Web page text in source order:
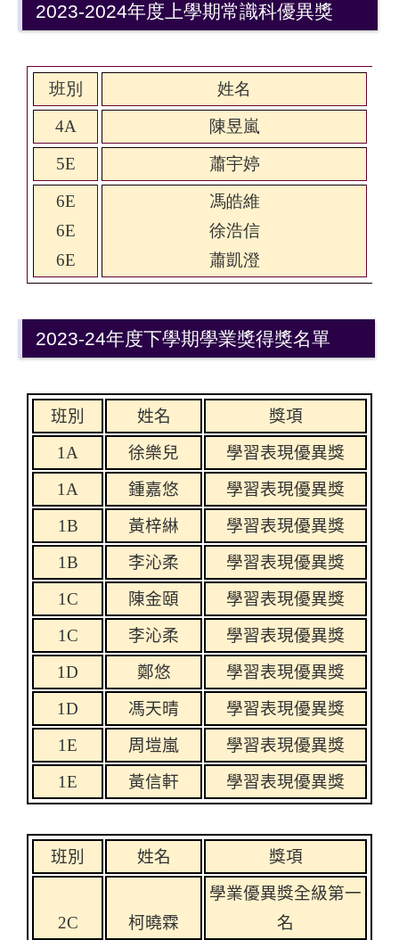
2023-2024年度上學期常識科優異獎
班別
姓名
4A
陳昱嵐
5E
蕭宇婷
6E
6E
6E
馮皓維
徐浩信
蕭凱澄
2023-24年度下學期學業獎得獎名單
班別 姓名
獎項
1A
徐樂兒
學習表現優異獎
1A
鍾嘉悠
學習表現優異獎
1B
黃梓綝
學習表現優異獎
1B
李沁柔
學習表現優異獎
1C
陳金頤
學習表現優異獎
1C
李沁柔
學習表現優異獎
1D
鄭悠
學習表現優異獎
1D
馮天晴
學習表現優異獎
1E
周塏嵐
學習表現優異獎
1E
黃信軒 學習表現優異獎
班別 姓名 獎項
2C 柯曉霖
學業優異獎全級第一
名